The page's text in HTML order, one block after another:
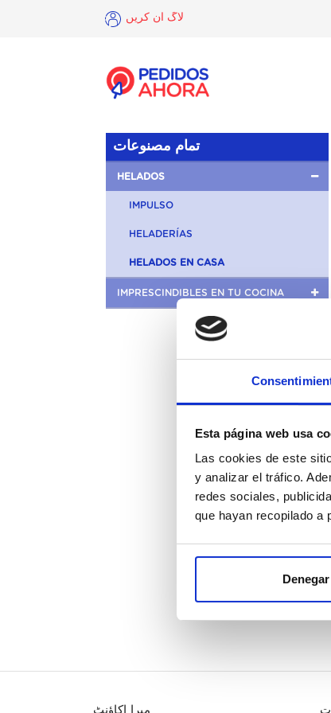
Esta página web usa
Las cookies de este
y analizar el tráfico.
redes sociales,
que hayan recopilado a
Denegar
لاگ ان کریں
تمام مصنوعات
HELADOS
IMPULSO
HELADERÍAS
HELADOS EN CASA
IMPRESCINDIBLES EN TU COCINA
میرا اکاؤنٹ